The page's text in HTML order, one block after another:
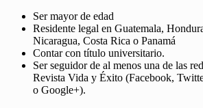
Ser mayor de edad
Residente legal en Guatemala,
Nicaragua, Costa Rica o Panamá
Contar con título universitario.
Ser seguidor de al menos una de las
Revista Vida y Éxito (Facebook,
o Google+).